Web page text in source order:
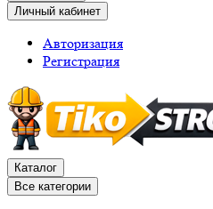
Личный кабинет
Авторизация
Регистрация
Каталог
Все категории